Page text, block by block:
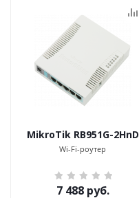
MikroTik RB951G-2HnD
Wi-Fi-роутер
7 488руб.